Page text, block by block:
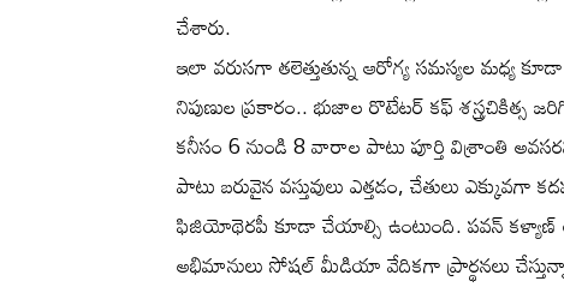
చేశారు.
ఇలా వరుసగా తలెత్తుతున్న ఆరోగ్య సమస్యల మధ్య
నిపుణుల ప్రకారం.. భుజాల రొటేటర్ కఫ్
కనీసం 6 నుండి 8 వారాల పాటు పూర్తి విశ్రాంతి
పాటు బరువైన వస్తువులు ఎత్తడం, చేతులు
ఫిజియోథెరపీ కూడా చేయాల్సి ఉంటుంది. పవన్ కళ్యాణ్
అభిమానులు సోషల్ మీడియా వేదికగా ప్రార్థనలు